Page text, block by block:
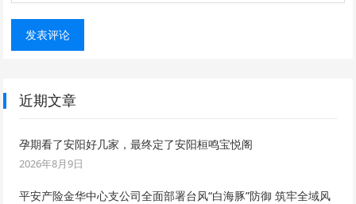
近期文章
孕期看了安阳好几家，最终定了安阳桓鸣宝悦阁
2026年8月9日
平安产险金华中心支公司全面部署台风“白海豚”防御 筑牢全域风